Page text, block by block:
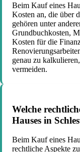
Beim Kauf eines
Kosten an, die über
gehören unter
Grundbuchkosten,
Kosten für die
genau zu
vermeiden.
Welche
Hauses in
Beim Kauf eines
rechtliche Aspekte